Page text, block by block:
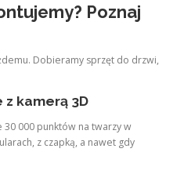
Poznaj
Dobieramy sprzęt do drzwi,
z kamerą 3D
30 000 punktów na twarzy w
z czapką, a nawet gdy